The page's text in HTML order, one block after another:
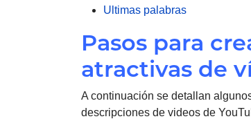
Ultimas palabras
Pasos para
atractivas de
A continuación se detallan
descripciones de videos de